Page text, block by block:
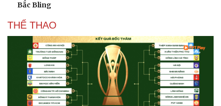
Bắc Bling
THỂ THAO